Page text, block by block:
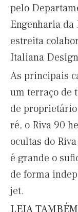
pelo
Engenharia
estreita
Italiana
As principais
um terraço de
de
ré, o Riva 90
ocultas do
é grande o
de forma
jet.